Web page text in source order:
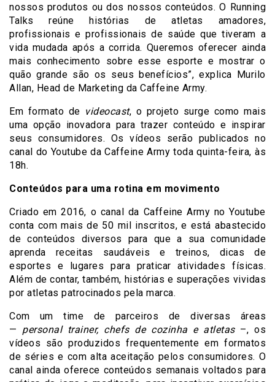
nossos produtos ou dos nossos conteúdos. O Running
Talks reúne histórias de atletas amadores,
profissionais e profissionais de saúde que tiveram a
vida mudada após a corrida. Queremos oferecer ainda
mais conhecimento sobre esse esporte e mostrar o
quão grande são os seus benefícios”, explica Murilo
Allan, Head de Marketing da Caffeine Army.
Em formato de videocast, o projeto surge como mais
uma opção inovadora para trazer conteúdo e inspirar
seus consumidores. Os vídeos serão publicados no
canal do Youtube da Caffeine Army toda quinta-feira, às
18h.
Conteúdos para uma rotina em movimento
Criado em 2016, o canal da Caffeine Army no Youtube
conta com mais de 50 mil inscritos, e está abastecido
de conteúdos diversos para que a sua comunidade
aprenda receitas saudáveis e treinos, dicas de
esportes e lugares para praticar atividades físicas.
Além de contar, também, histórias e superações vividas
por atletas patrocinados pela marca.
Com um time de parceiros de diversas áreas
— personal trainer, chefs de cozinha e atletas–, os
vídeos são produzidos frequentemente em formatos
de séries e com alta aceitação pelos consumidores. O
canal ainda oferece conteúdos semanais voltados para